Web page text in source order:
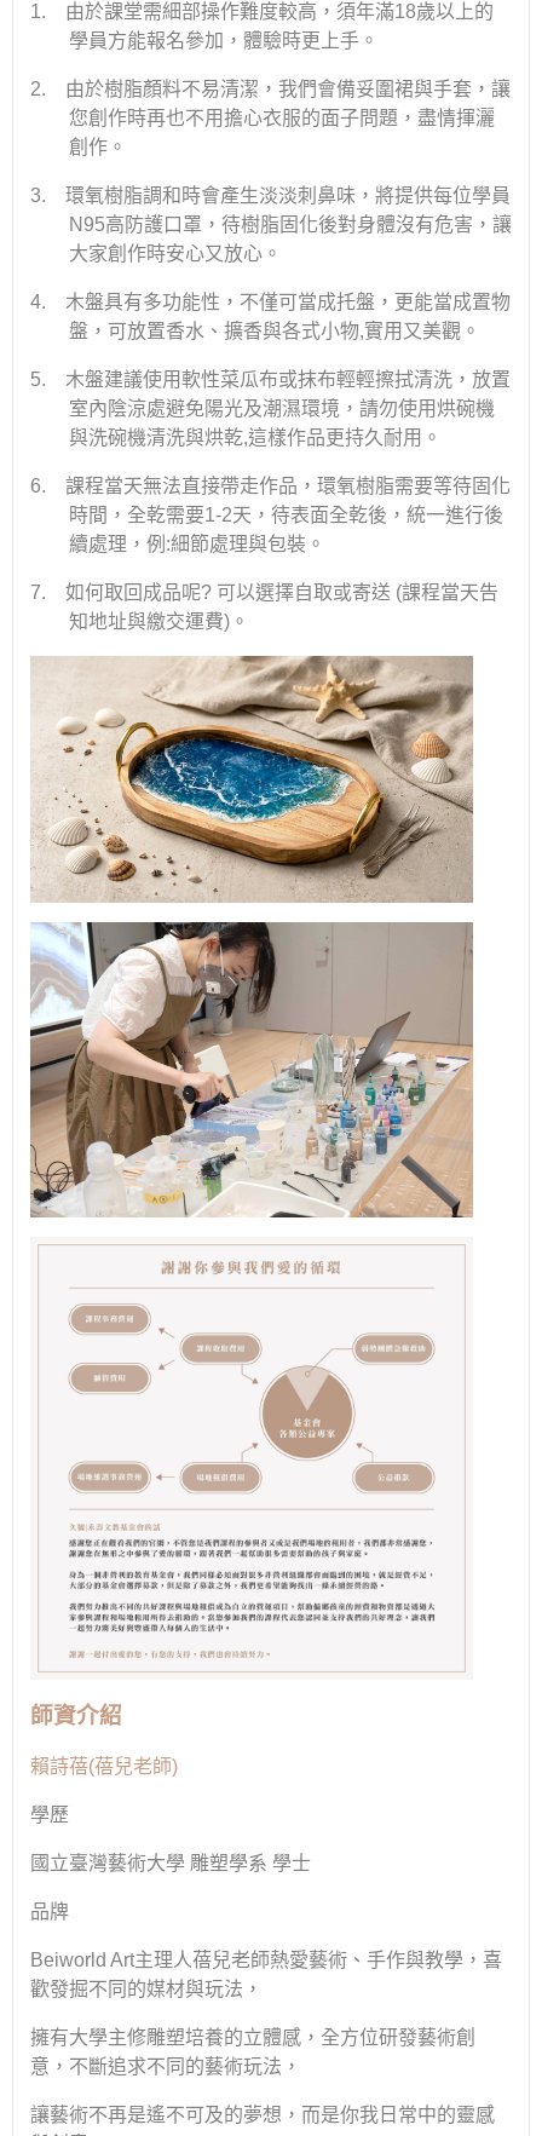
1. 由於課堂需細部操作難度較高，須年滿18歲以上的
學員方能報名參加，體驗時更上手。
2.
由於樹脂顏料不易清潔，我們會備妥圍裙與手套，讓
您創作時再也不用擔心衣服的面子問題，盡情揮灑
創作。
3.
環氧樹脂調和時會產生淡淡刺鼻味，將提供每位學員
N95高防護口罩，待樹脂固化後對身體沒有危害，讓
大家創作時安心又放心。
4.
木盤具有多功能性，不僅可當成托盤，更能當成置物
盤，可放置香水、擴香與各式小物,實用又美觀。
5.
木盤建議使用軟性菜瓜布或抹布輕輕擦拭清洗，放置
室內陰涼處避免陽光及潮濕環境，請勿使用烘碗機
與洗碗機清洗與烘乾,這樣作品更持久耐用。
6.
課程當天無法直接帶走作品，環氧樹脂需要等待固化
時間，全乾需要1-2天，待表面全乾後，統一進行後
續處理，例 :細節處理與包裝。
7. 如何取回成品呢? 可以選擇自取或寄送 (課程當天告
知地址與繳交運費) 。
師資介紹
賴詩蓓(蓓兒老師)
學歷
國立臺灣藝術大學 雕塑學系 學士
品牌
Beiworld Art主理人蓓兒老師熱愛藝術、手作與教學，喜
歡發掘不同的媒材與玩法，
擁有大學主修雕塑培養的立體感，全方位研發藝術創
意，不斷追求不同的藝術玩法，
讓藝術不再是遙不可及的夢想，而是你我日常中的靈感